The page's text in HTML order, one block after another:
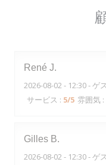
René J
2026-08-02 - 12:30 - ゲ
サービス : 5/5 雰囲気 :
Gilles B
2026-08-02 - 12:30 - ゲ